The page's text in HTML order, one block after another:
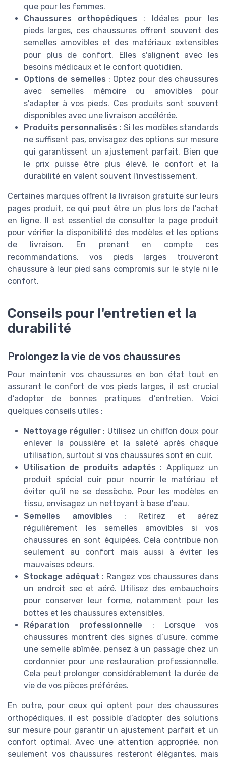
que pour les femmes.
Chaussures orthopédiques : Idéales pour les
pieds larges, ces chaussures offrent souvent des
semelles amovibles et des matériaux extensibles
pour plus de confort. Elles s'alignent avec les
besoins médicaux et le confort quotidien.
Options de semelles : Optez pour des chaussures
avec semelles mémoire ou amovibles pour
s'adapter à vos pieds. Ces produits sont souvent
disponibles avec une livraison accélérée.
Produits personnalisés : Si les modèles standards
ne suffisent pas, envisagez des options sur mesure
qui garantissent un ajustement parfait. Bien que
le prix puisse être plus élevé, le confort et la
durabilité en valent souvent l'investissement.
Certaines marques offrent la livraison gratuite sur leurs
pages produit, ce qui peut être un plus lors de l'achat
en ligne. Il est essentiel de consulter la page produit
pour vérifier la disponibilité des modèles et les options
de livraison. En prenant en compte ces
recommandations, vos pieds larges trouveront
chaussure à leur pied sans compromis sur le style ni le
confort.
Conseils pour l'entretien et la
durabilité
Prolongez la vie de vos chaussures
Pour maintenir vos chaussures en bon état tout en
assurant le confort de vos pieds larges, il est crucial
d’adopter de bonnes pratiques d’entretien. Voici
quelques conseils utiles :
Nettoyage régulier: Utilisez un chiffon doux pour
enlever la poussière et la saleté après chaque
utilisation, surtout si vos chaussures sont en cuir.
Utilisation de produits adaptés : Appliquez un
produit spécial cuir pour nourrir le matériau et
éviter qu'il ne se dessèche. Pour les modèles en
tissu, envisagez un nettoyant à base d'eau.
Semelles amovibles : Retirez et aérez
régulièrement les semelles amovibles si vos
chaussures en sont équipées. Cela contribue non
seulement au confort mais aussi à éviter les
mauvaises odeurs.
Stockage adéquat : Rangez vos chaussures dans
un endroit sec et aéré. Utilisez des embauchoirs
pour conserver leur forme, notamment pour les
bottes et les chaussures extensibles.
Réparation professionnelle : Lorsque vos
chaussures montrent des signes d’usure, comme
une semelle abîmée, pensez à un passage chez un
cordonnier pour une restauration professionnelle.
Cela peut prolonger considérablement la durée de
vie de vos pièces préférées.
En outre, pour ceux qui optent pour des chaussures
orthopédiques, il est possible d’adopter des solutions
sur mesure pour garantir un ajustement parfait et un
confort optimal. Avec une attention appropriée, non
seulement vos chaussures resteront élégantes, mais